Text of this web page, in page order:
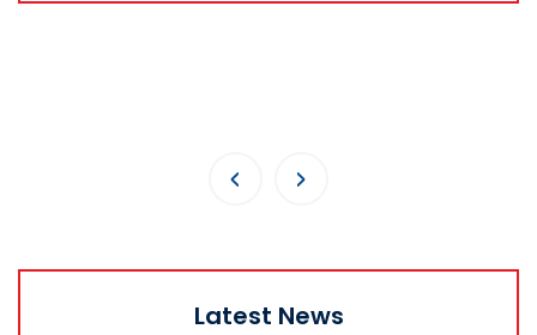
‹ ›
Latest News